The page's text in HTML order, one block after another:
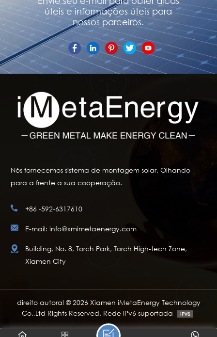
úteis e informações úteis para
nossos parceiros.
Nós fornecemos sistema de montagem solar. Olhando
para a frente a sua cooperação.
+86 -592-6317610
E-mail: info@xmimetaenergy.com
Building, No. 8, Torch Park, Torch High-tech Zone,
Xiamen City
direito autoral © 2026 Xiamen iMetaEnergy Technology
Co.,Ltd Rights Reserved. Rede IPv6 suportada